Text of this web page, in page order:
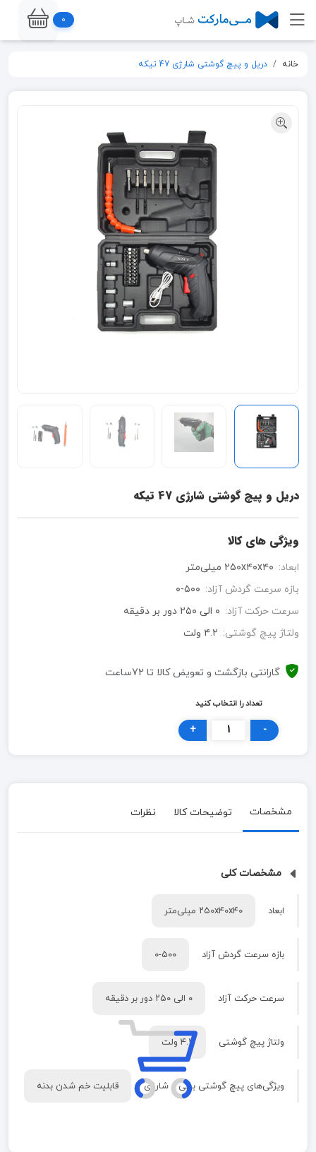
0
خانه دریل و پیچ گوشتی شارژی 47 تیکه
دریل و پیچ گوشتی شارژی 47 تیکه
ویژگی های کالا
ابعاد: ۲۵۰x۴۰x۴۰ میلی‌متر
بازه سرعت گردش آزاد: ۰-۵۰۰
سرعت حرکت آزاد: ۰ الی ۲۵۰ دور بر دقیقه
ولتاژ پیچ گوشتی: ۴.۲ ولت
گارانتی بازگشت و تعویض کالا تا 72ساعت
تعداد را انتخاب کنید
-
+
مشخصات توضیحات کالا نظرات
مشخصات کلی
ابعاد ۲۵۰x۴۰x۴۰ میلی‌متر
بازه سرعت گردش آزاد ۰-۵۰۰
سرعت حرکت آزاد ۰ الی ۲۵۰ دور بر دقیقه
ولتاژ پیچ گوشتی ۴.۲ ولت
ویژگی‌های پیچ گوشتی برقی و شارژی قابلیت خم شدن بدنه